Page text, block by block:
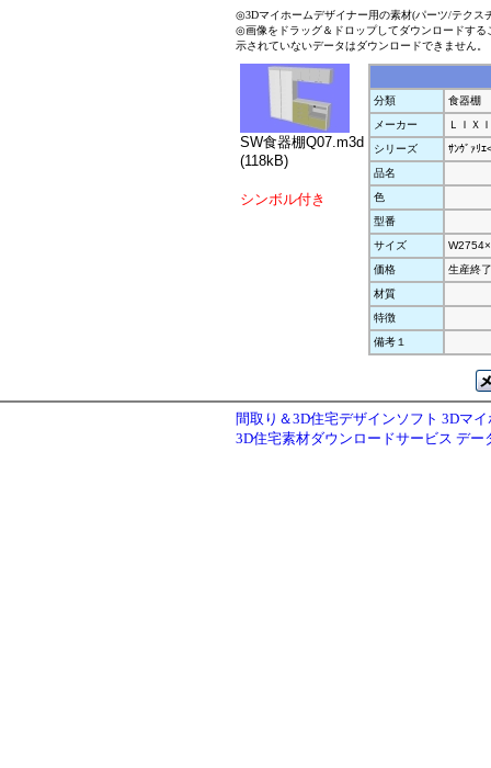
◎3Dマイホームデザイナー用の素材(パーツ/テクス
◎画像をドラッグ＆ドロップしてダウンロードす
示されていないデータはダウンロードできません。
SW食器棚Q07.m3d
(118kB)
シンボル付き
分類
食器棚
メーカー
ＬＩＸ
シリーズ
ｻﾝｳﾞｧﾘｴ
品名
色
型番
サイズ
価格
生産終了
材質
特徴
備考１
間取り＆3D住宅デザインソフト 3Dマ
3D住宅素材ダウンロードサービス デー